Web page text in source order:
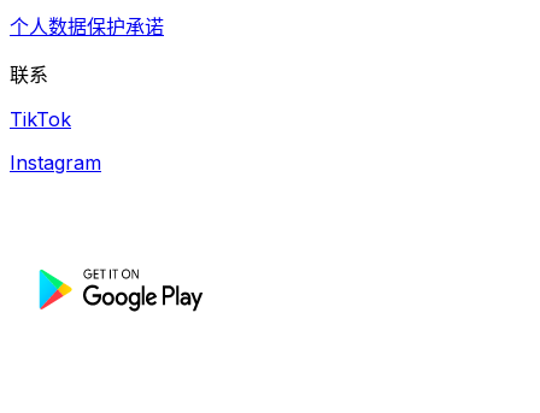
个人数据保护承诺
联系
TikTok
Instagram